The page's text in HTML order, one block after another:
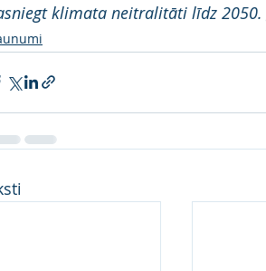
klimata neitralitāti līdz 2050.